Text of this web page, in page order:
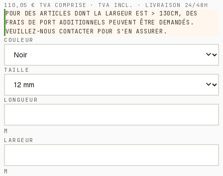
110,05€ TVA COMPRISE · TVA INCL. · LIVRAISON 24/48H
POUR DES ARTICLES DONT LA LARGEUR EST > 130CM, DES
FRAIS DE PORT ADDITIONNELS PEUVENT ÊTRE DEMANDÉS.
VEUILLEZ-NOUS CONTACTER POUR S'EN ASSURER.
COULEUR
TAILLE
LONGUEUR
M
LARGEUR
M